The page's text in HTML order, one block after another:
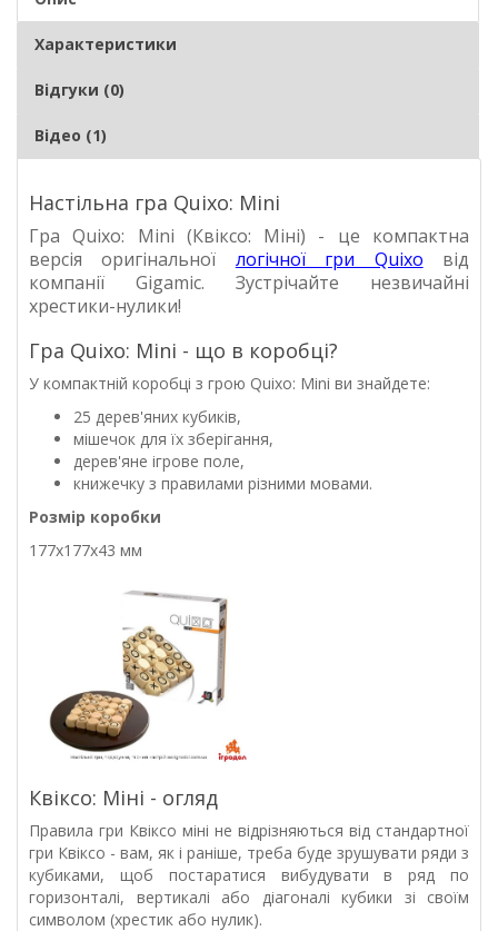
Характеристики
Відгуки (0)
Відео (1)
Настільна гра Quixo: Mini
Гра Quixo: Mini (Квіксо: Міні) - це компактна
версія оригінальної логічної гри Quixo від
компанії Gigamic. Зустрічайте незвичайні
хрестики-нулики!
Гра Quixo: Mini - що в коробці?
У компактній коробці з грою Quixo: Mini ви знайдете:
25 дерев'яних кубиків,
мішечок для їх зберігання,
дерев'яне ігрове поле,
книжечку з правилами різними мовами.
Розмір коробки
177х177х43 мм
Квіксо: Міні - огляд
Правила гри Квіксо міні не відрізняються від стандартної
гри Квіксо - вам, як і раніше, треба буде зрушувати ряди з
кубиками, щоб постаратися вибудувати в ряд по
горизонталі, вертикалі або діагоналі кубики зі своїм
символом (хрестик або нулик).